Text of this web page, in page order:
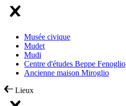
Musée civique
Mudet
Mudi
Centre d'études Beppe Fenoglio
Ancienne maison Miroglio
Lieux